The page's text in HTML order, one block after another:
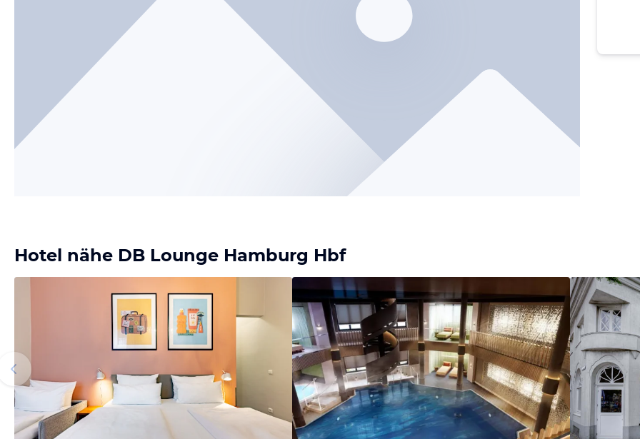
Hotel nähe DB Lounge Hamburg Hbf